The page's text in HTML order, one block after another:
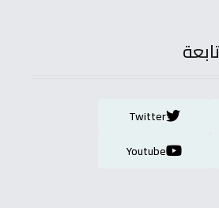
Twitter
Youtube